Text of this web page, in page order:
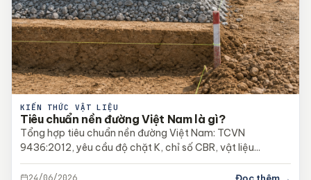
KIẾN THỨC VẬT LIỆU
Tiêu chuẩn nền đường Việt Nam là gì?
Tổng hợp tiêu chuẩn nền đường Việt Nam: TCVN
9436:2012, yêu cầu độ chặt K, chỉ số CBR, vật liệu...